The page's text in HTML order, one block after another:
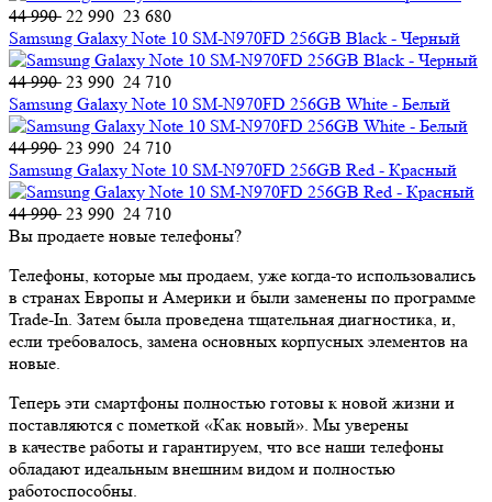
44 990 22 990 23 680
Samsung Galaxy Note 10 SM-N970FD 256GB Black - Черный
44 990 23 990 24 710
Samsung Galaxy Note 10 SM-N970FD 256GB White - Белый
44 990 23 990 24 710
Samsung Galaxy Note 10 SM-N970FD 256GB Red - Красный
44 990 23 990 24 710
Вы продаете новые телефоны?
Телефоны, которые мы продаем, уже когда-то использовались
в странах Европы и Америки и были заменены по программе
Trade-In. Затем была проведена тщательная диагностика, и,
если требовалось, замена основных корпусных элементов на
новые.
Теперь эти смартфоны полностью готовы к новой жизни и
поставляются с пометкой «Как новый». Мы уверены
в качестве работы и гарантируем, что все наши телефоны
обладают идеальным внешним видом и полностью
работоспособны.